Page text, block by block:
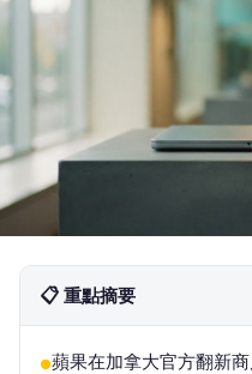
📋 重點摘要
●蘋果在加拿大官方翻新